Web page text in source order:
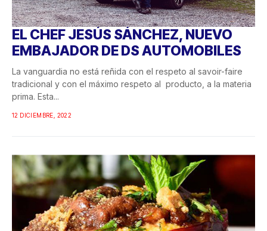
EL CHEF JESÚS SÁNCHEZ, NUEVO
EMBAJADOR DE DS AUTOMOBILES
La vanguardia no está reñida con el respeto al savoir-faire
tradicional y con el máximo respeto al producto, a la materia
prima. Esta...
12 DICIEMBRE, 2022